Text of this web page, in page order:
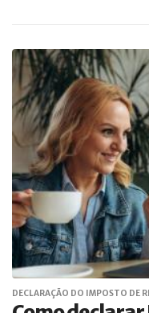
DECLARAÇÃO DO IMPOSTO DE